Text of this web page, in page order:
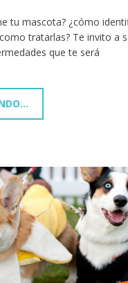
tu mascota? ¿cómo
tratarlas? Te invito a
que te será